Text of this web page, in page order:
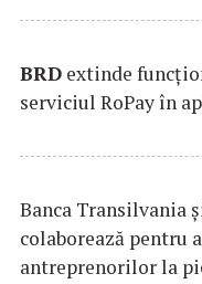
BRD extinde
serviciul RoPay în
Banca Transilvania
colaborează pentru
antreprenorilor la